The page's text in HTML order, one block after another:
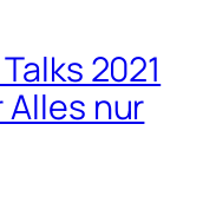
2021
Alles nur